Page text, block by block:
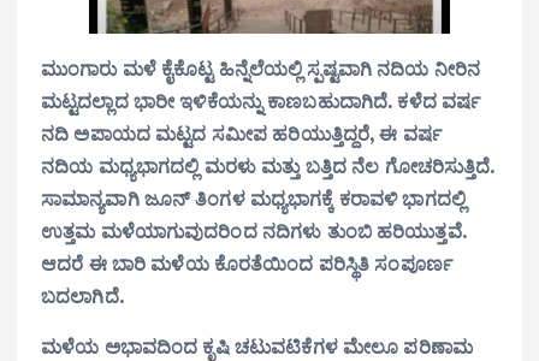
ಮುಂಗಾರು ಮಳೆ ಕೈಕೊಟ್ಟ ಹಿನ್ನೆಲೆಯಲ್ಲಿ ಸ್ಪಷ್ಟವಾಗಿ ನದಿಯ ನೀರಿನ
ಮಟ್ಟದಲ್ಲಾದ ಭಾರೀ ಇಳಿಕೆಯನ್ನು ಕಾಣಬಹುದಾಗಿದೆ. ಕಳೆದ ವರ್ಷ
ನದಿ ಅಪಾಯದ ಮಟ್ಟದ ಸಮೀಪ ಹರಿಯುತ್ತಿದ್ದರೆ, ಈ ವರ್ಷ
ನದಿಯ ಮಧ್ಯಭಾಗದಲ್ಲಿ ಮರಳು ಮತ್ತು ಬತ್ತಿದ ನೆಲ ಗೋಚರಿಸುತ್ತಿದೆ.
ಸಾಮಾನ್ಯವಾಗಿ ಜೂನ್ ತಿಂಗಳ ಮಧ್ಯಭಾಗಕ್ಕೆ ಕರಾವಳಿ ಭಾಗದಲ್ಲಿ
ಉತ್ತಮ ಮಳೆಯಾಗುವುದರಿಂದ ನದಿಗಳು ತುಂಬಿ ಹರಿಯುತ್ತವೆ.
ಆದರೆ ಈ ಬಾರಿ ಮಳೆಯ ಕೊರತೆಯಿಂದ ಪರಿಸ್ಥಿತಿ ಸಂಪೂರ್ಣ
ಬದಲಾಗಿದೆ.
ಮಳೆಯ ಅಭಾವದಿಂದ ಕೃಷಿ ಚಟುವಟಿಕೆಗಳ ಮೇಲೂ ಪರಿಣಾಮ